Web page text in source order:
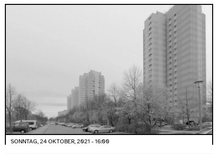
SONNTAG, 24 OKTOBER, 2021 - 16:00